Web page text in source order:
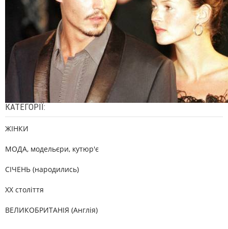
КАТЕГОРІЇ:
ЖІНКИ
МОДА, модельєри, кутюр'є
СІЧЕНЬ (народились)
XX століття
ВЕЛИКОБРИТАНІЯ (Англія)